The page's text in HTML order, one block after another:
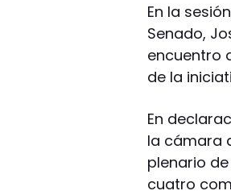
En la
Senado,
encuentro
de la
En
la cámara
plenario
cuatro